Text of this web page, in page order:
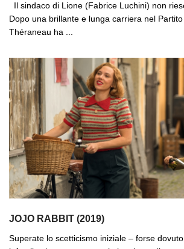
Il sindaco di Lione (Fabrice Luchini) non
Dopo una brillante e lunga carriera nel
Théraneau ha ...
JOJO RABBIT (2019)
Superate lo scetticismo iniziale – forse